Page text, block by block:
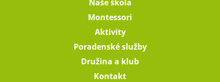
Naše škola
Montessori
Aktivity
Poradenské služby
Družina a klub
Kontakt